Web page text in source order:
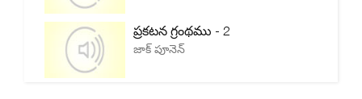
ప్రకటన గ్రంథము - 2
జాక్ పూనెన్